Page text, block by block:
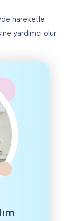
hareketle
yardımcı olur